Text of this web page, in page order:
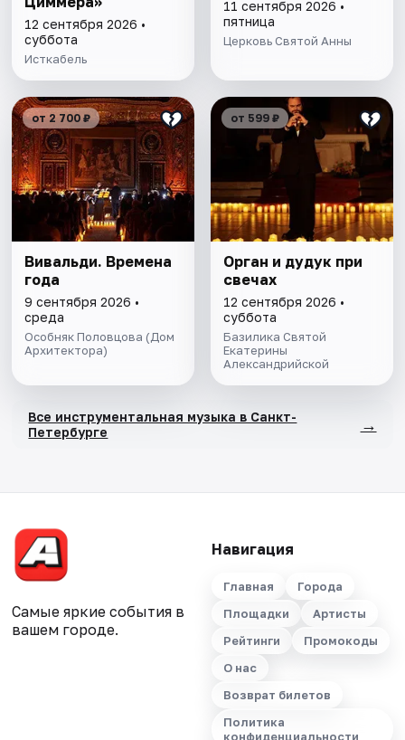
12 сентября 2026 •
суббота
Исткабель
11 сентября 2026 •
пятница
Церковь Святой Анны
от 2 700 ₽
Вивальди. Времена
года
9 сентября 2026 •
среда
Особняк Половцова (Дом
Архитектора)
от 599 ₽
Орган и дудук при
свечах
12 сентября 2026 •
суббота
Базилика Святой
Екатерины
Александрийской
Все инструментальная музыка в Санкт-
Петербурге
→
Самые яркие события в
вашем городе.
Навигация
Главная
Города
Площадки
Артисты
Рейтинги
Промокоды
О нас
Возврат билетов
Политика
конфиденциальности